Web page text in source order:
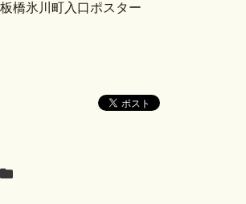
板橋氷川町入口ポスター